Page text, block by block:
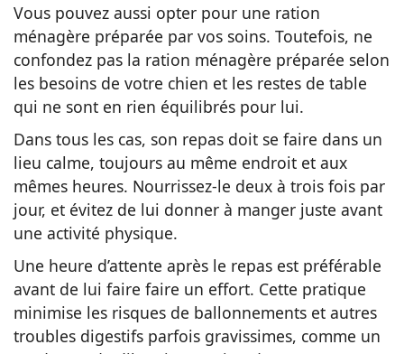
Vous pouvez aussi opter pour une ration
ménagère préparée par vos soins. Toutefois, ne
confondez pas la ration ménagère préparée selon
les besoins de votre chien et les restes de table
qui ne sont en rien équilibrés pour lui.
Dans tous les cas, son repas doit se faire dans un
lieu calme, toujours au même endroit et aux
mêmes heures. Nourrissez-le deux à trois fois par
jour, et évitez de lui donner à manger juste avant
une activité physique.
Une heure d’attente après le repas est préférable
avant de lui faire faire un effort. Cette pratique
minimise les risques de ballonnements et autres
troubles digestifs parfois gravissimes, comme un